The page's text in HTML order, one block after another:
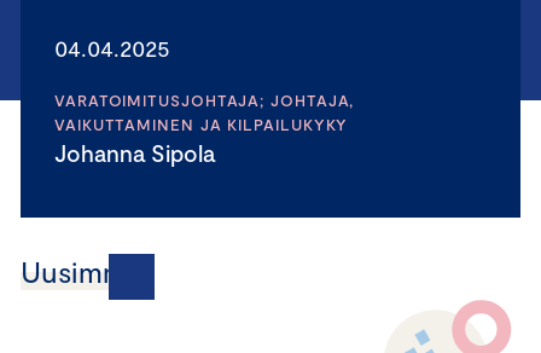
04.04.2025
VARATOIMITUSJOHTAJA; JOHTAJA,
VAIKUTTAMINEN JA KILPAILUKYKY
Johanna Sipola
Uusimmat